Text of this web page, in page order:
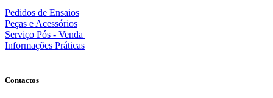
Pedidos de Ensaios
Peças e Acessórios
Serviço Pós - Venda
Informações Práticas
Contactos